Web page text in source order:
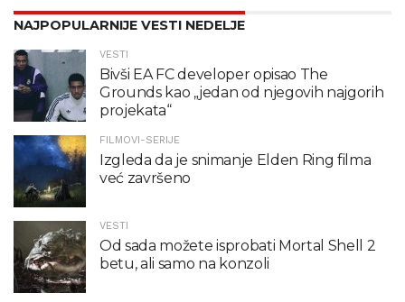
NAJPOPULARNIJE VESTI NEDELJE
VESTI
Bivši EA FC developer opisao The
Grounds kao „jedan od njegovih najgorih
projekata“
FILMOVI-SERIJE
Izgleda da je snimanje Elden Ring filma
već završeno
VESTI
Od sada možete isprobati Mortal Shell 2
betu, ali samo na konzoli